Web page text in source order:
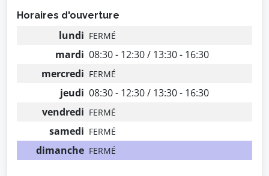
Horaires d'ouverture
lundi FERMÉ
mardi 08:30 - 12:30 / 13:30 - 16:30
mercredi FERMÉ
jeudi 08:30 - 12:30 / 13:30 - 16:30
vendredi FERMÉ
samedi FERMÉ
dimanche FERMÉ